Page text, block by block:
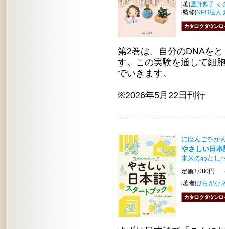
[著]鷹野典子 く
[監修] NPO法人
第2巻は、自分のDNAを
す。この実験を通して細
でいきます。
※2026年5月22日刊行
にほんごをか
やさしい日
未来のわたし
定価3,080円
[著者]ひらがな